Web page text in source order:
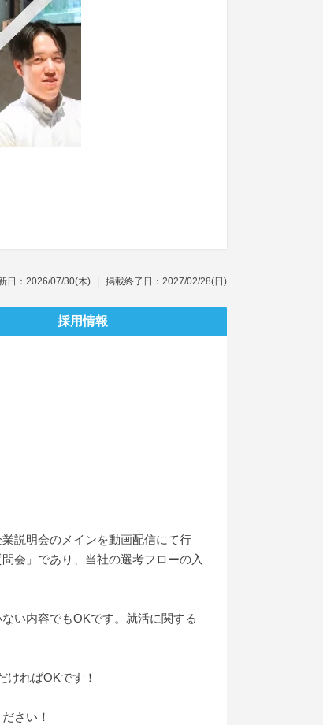
日：2026/07/30(木) 掲載終了日：2027/02/28(日)
採用情報
説明会のメインを動画配信にて行
会」であり、当社の選考フローの入
い内容でもOKです。就活に関する
ければOKです！
さい！